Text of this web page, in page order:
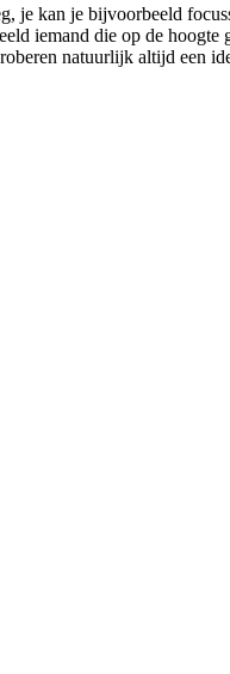
kan je bijvoorbeeld
iemand die op de
natuurlijk altijd een